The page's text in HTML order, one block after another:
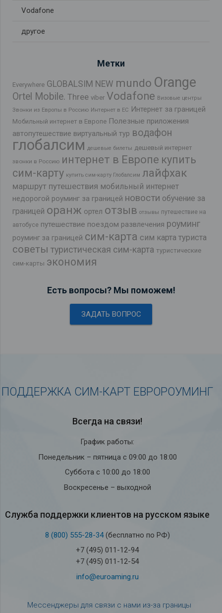
Vodafone
другое
Метки
Everywhere GLOBALSIM NEW mundo Orange
Ortel Mobile. Three viber Vodafone Визовые центры
Звонки из Европы в Россию Интернет в ЕС Интернет за границей
Мобильный интернет в Европе Полезные приложения
автопутешествие виртуальный тур водафон
глобалсим дешевые билеты дешевый интернет
звонки в Россию интернет в Европе купить
сим-карту купить сим-карту Глобалсим лайфхак
маршрут путешествия мобильный интернет
недорогой роуминг за границей новости обучение за
границей оранж ортел отзыв отзывы путешествие на
автобусе путешествие поездом развлечения роуминг
роуминг за границей сим-карта сим карта туриста
советы туристическая сим-карта туристические
сим-карты экономия
Есть вопросы? Мы поможем!
ЗАДАТЬ ВОПРОС
ПОДДЕРЖКА СИМ-КАРТ ЕВРОРОУМИНГ
Всегда на связи!
График работы:
Понедельник – пятница с 09:00 до 18:00
Суббота с 10:00 до 18:00
Воскресенье – выходной
Служба под­держки кли­ен­тов на рус­ском языке
8 (800) 555-28-34(бесплатно по РФ)
+7 (495) 011-12-94
+7 (495) 011-12-54
info@euroaming.ru
Мессенджеры для связи с нами из-за границы